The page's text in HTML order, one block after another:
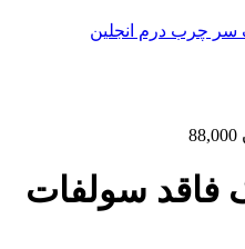
چرب درم انجلین
سولفات